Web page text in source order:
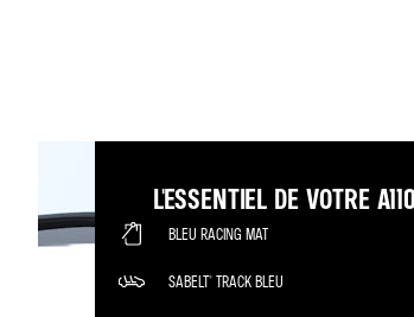
L'ESSENTIEL DE VOTRE A110
BLEU RACING MAT
SABELT® TRACK BLEU